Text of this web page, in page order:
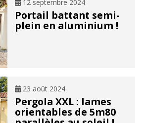
12 septembre 2024
Portail battant semi-
plein en aluminium !
23 août 2024
Pergola XXL : lames
orientables de 5m80